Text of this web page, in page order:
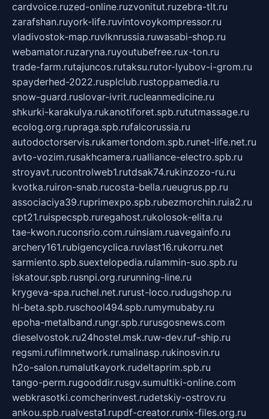
cardvoice.ruzed-online.ruzvonitut.ruzebra-tlt.ru
zarafshan.ruyork-life.ruvintovoykompressor.ru
vladivostok-map.ruvlknrussia.ruwasabi-shop.ru
webamator.ruzaryna.ruyoutubefree.rux-ton.ru
trade-farm.rutajuncos.rutaksu.rutor-lyubov-i-grom.ru
spayderhed-2022.rusplclub.rustoppamedia.ru
snow-guard.ruslovar-ivrit.rucleanmedicine.ru
shkurki-karakulya.rukanotiforet.spb.rututmassage.ru
ecolog.org.rupraga.spb.rufalcorussia.ru
autodoctorservis.rukamertondom.spb.runet-life.net.ru
avto-vozim.rusakhcamera.rualliance-electro.spb.ru
stroyavt.rucontrolweb1.rutdsak74.rukinzozo-ru.ru
kvotka.ruiron-snab.rucosta-bella.rueugrus.pp.ru
associaciya39.ruprimexpo.spb.rubezmorchin.ruia2.ru
cpt21.ruispecspb.ruregahost.rukolosok-elita.ru
tae-kwon.ruconsrio.com.ruinsiam.ruavegainfo.ru
archery161.rubigencyclica.ruvlast16.rukorru.net
sarmiento.spb.suextelopedia.rulammin-suo.spb.ru
iskatour.spb.rusnpi.org.rurunning-line.ru
krygeva-spa.ruchel.net.rurust-loco.rudugshop.ru
hl-beta.spb.ruschool494.spb.rumymubaby.ru
epoha-metalband.rungr.spb.rurusgosnews.com
dieselvostok.ru24hostel.msk.ruw-dev.ruf-ship.ru
regsmi.rufilmnetwork.rumalinasp.rukinosvin.ru
h2o-salon.rumalutkayork.rudeltaprim.spb.ru
tango-perm.rugooddir.rusgv.sumultiki-online.com
webkrasotki.comcherinvest.rudetskiy-ostrov.ru
ankou.spb.rualvesta1.rupdf-creator.runix-files.org.ru